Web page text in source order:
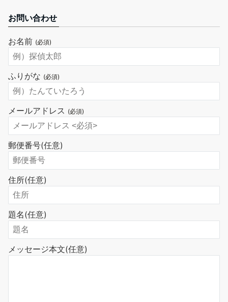
お問い合わせ
お名前 (必須)
ふりがな (必須)
メールアドレス (必須)
郵便番号(任意)
住所(任意)
題名(任意)
メッセージ本文(任意)